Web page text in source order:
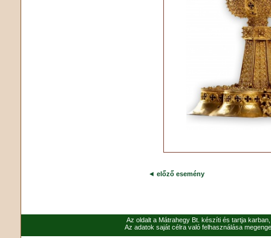
◄ előző esemény
Az oldalt a Mátrahegy Bt. készíti és tartja
Az adatok saját célra való felhasználása